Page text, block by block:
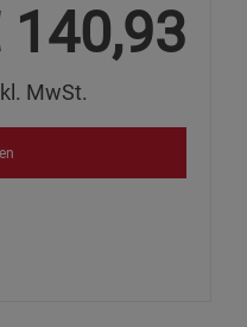
140,93
MwSt.